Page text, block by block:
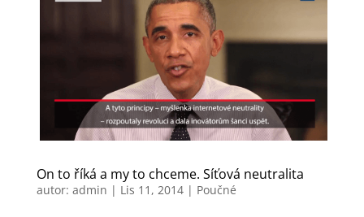
On to říká a my to chceme. Síťová neutralita
autor: admin | Lis 11, 2014| Poučné